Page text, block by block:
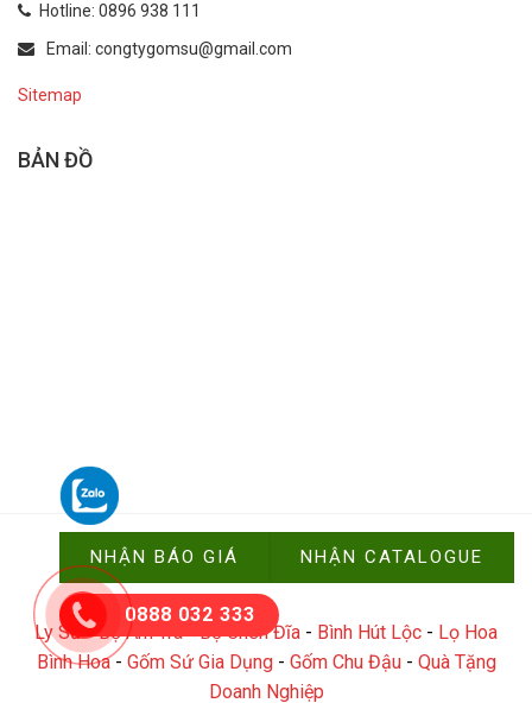
Hotline: 0896 938 111
Email: congtygomsu@gmail.com
Sitemap
BẢN ĐỒ
Xưởng Gốm Sứ © Copyright 2024
Ly Sứ-Bộ Ấm Trà-Bộ Chén Đĩa - Bình Hút Lộc - Lọ Hoa
Bình Hoa- Gốm Sứ Gia Dụng- Gốm Chu Đậu- Quà Tặng
Doanh Nghiệp
0888 032 333
NHẬN BÁO GIÁ NHẬN CATALOGUE